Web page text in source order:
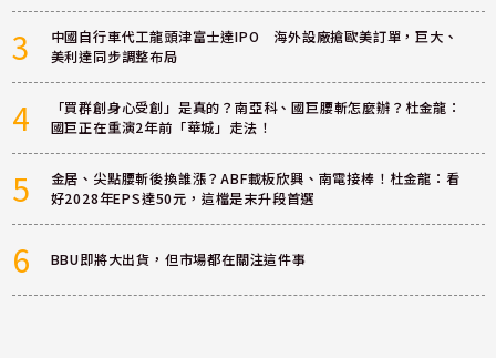
3
中國自行車代工龍頭津富士達IPO 海外設廠搶歐美訂單，巨大、
美利達同步調整布局
4
「買群創身心受創」是真的？南亞科、國巨腰斬怎麼辦？杜金龍：
國巨正在重演2年前「華城」走法！
5
金居、尖點腰斬後換誰漲？ABF載板欣興、南電接棒！杜金龍：看
好2028年EPS達50元，這檔是末升段首選
6 BBU即將大出貨，但市場都在關注這件事